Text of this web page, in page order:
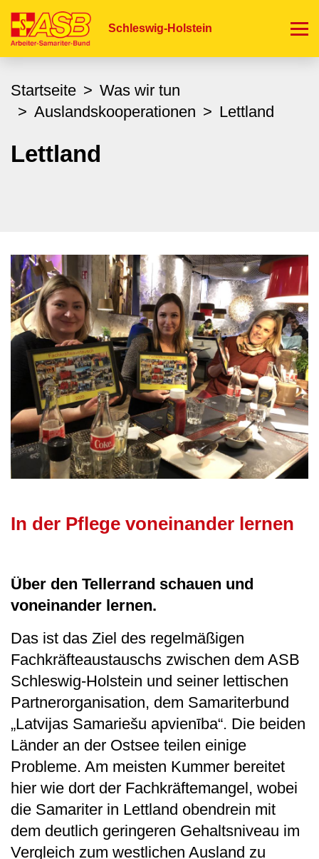
zum
Schleswig-Holstein
Startseite
Was wir tun
Auslandskooperationen
Lettland
Lettland
In der Pflege voneinander lernen
Über den Tellerrand schauen und
voneinander lernen.
Das ist das Ziel des regelmäßigen
Fachkräfteaustauschs zwischen dem ASB
Schleswig-Holstein und seiner lettischen
Partnerorganisation, dem Samariterbund
„Latvijas Samariešu apvienība“. Die beiden
Länder an der Ostsee teilen einige
Probleme. Am meisten Kummer bereitet
hier wie dort der Fachkräftemangel, wobei
die Samariter in Lettland obendrein mit
dem deutlich geringeren Gehaltsniveau im
Vergleich zum westlichen Ausland zu